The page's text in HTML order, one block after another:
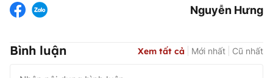
Nguyễn Hưng
Bình luận Xem tất cả Mới nhất Cũ nhất